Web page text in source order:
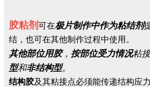
胶粘剂 可在极片制作中作为粘结剂
结，也可在其他制作过程中使用。
其他部位用胶， 按部位受力情况粘
型和非结构型。
结构胶及其粘接点必须能传递结构应